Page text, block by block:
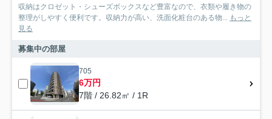
収納はクロゼット・シューズボックスなど豊富なので、衣類や履き物の
整理がしやすく便利です。収納力が高い、洗面化粧台のある物... もっと
見る
募集中の部屋
705
6万円
7階 / 26.82㎡ / 1R